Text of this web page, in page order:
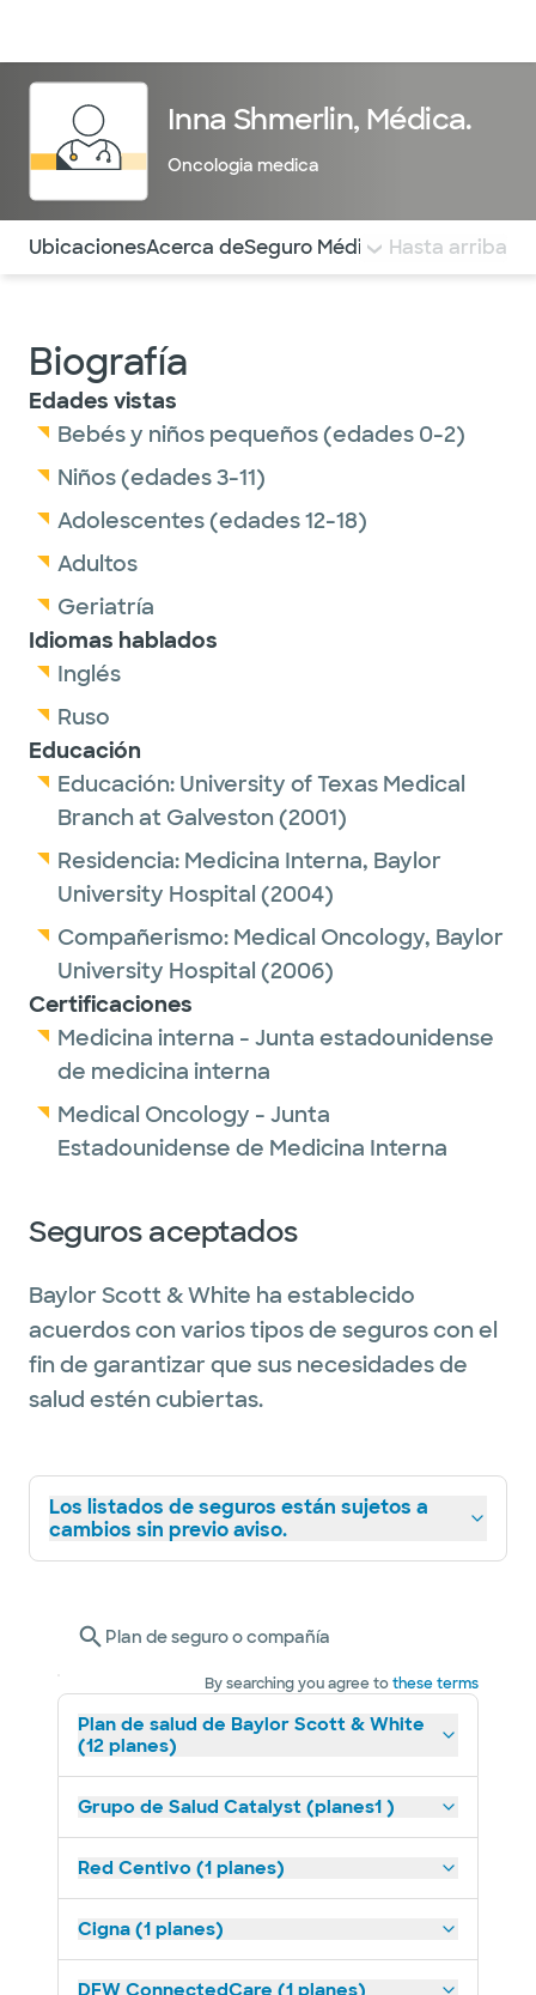
Inna Shmerlin, Médica.
Oncologia medica
Utilice esta navegación para saltar rápidamente a
UbicacionesAcerca deSeguro Médico COMENTARIOS
Hasta arriba
Biografía
Edades vistas
Bebés y niños pequeños (edades 0-2)
Niños (edades 3-11)
Adolescentes (edades 12-18)
Adultos
Geriatría
Idiomas hablados
Inglés
Ruso
Educación
Educación: University of Texas Medical
Branch at Galveston (2001)
Residencia: Medicina Interna, Baylor
University Hospital (2004)
Compañerismo: Medical Oncology, Baylor
University Hospital (2006)
Certificaciones
Medicina interna - Junta estadounidense
de medicina interna
Medical Oncology - Junta
Estadounidense de Medicina Interna
Seguros aceptados
Baylor Scott & White ha establecido
acuerdos con varios tipos de seguros con el
fin de garantizar que sus necesidades de
salud estén cubiertas.
Los listados de seguros están sujetos a
cambios sin previo aviso.
Plan de seguro o compañía
By searching you agree tothese terms
Plan de salud de Baylor Scott & White
(12 planes)
Grupo de Salud Catalyst (planes1 )
Red Centivo (1 planes)
Cigna (1 planes)
DFW ConnectedCare (1 planes)